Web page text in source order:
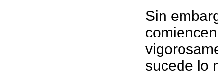
Sin
sucede lo